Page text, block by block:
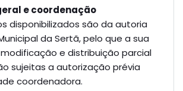
e coordenação
disponibilizados são da autoria
da Sertã, pelo que a sua
e distribuição parcial
sujeitas a autorização prévia
coordenadora.